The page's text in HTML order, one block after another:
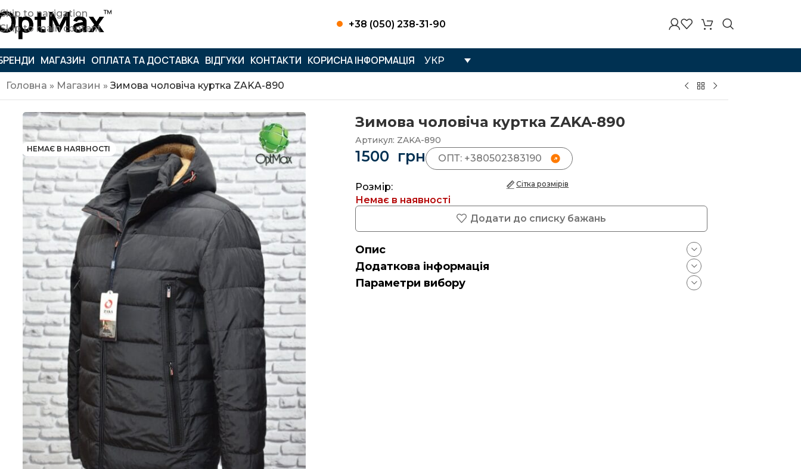
Skip to navigation
Skip to main content
+38 (050) 238-31-90
МАГАЗИН ОПЛАТА ТА ДОСТАВКА ВІДГУКИ КОНТАКТИ КОРИСНА ІНФОРМАЦІЯ УКР
Головна » Магазин »Зимова чоловіча куртка ZAKA-890
НЕМАЄ В НАЯВНОСТІ
Зимова чоловіча куртка ZAKA-890
Артикул: ZAKA-890
1500 грн ОПТ: +380502383190
Розмір: Сітка розмірів
Немає в наявності
Додати до списку бажань
Опис
Додаткова інформація
Параметри вибору